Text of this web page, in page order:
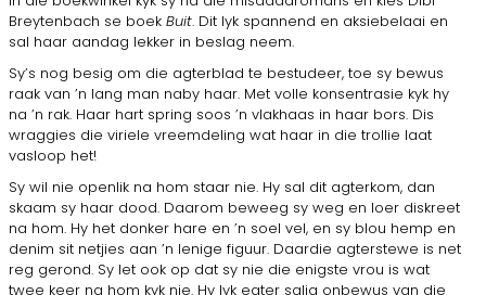
Breytenbach se boek Buit. Dit lyk span­nend en aksiebelaai en
sal haar aandag lekker in beslag neem.
Sy’s nog besig om die agterblad te bestudeer, toe sy bewus
raak van ’n lang man naby haar. Met volle konsentrasie kyk hy
na ’n rak. Haar hart spring soos ’n vlakhaas in haar bors. Dis
wraggies die viriele vreemdeling wat haar in die trollie laat
vasloop het!
Sy wil nie openlik na hom staar nie. Hy sal dit ag­terkom, dan
skaam sy haar dood. Daarom beweeg sy weg en loer diskreet
na hom. Hy het donker hare en ’n soel vel, en sy blou hemp en
denim sit netjies aan ’n lenige figuur. Daardie agterstewe is net
reg gerond. Sy let ook op dat sy nie die enigste vrou is wat
twee keer na hom kyk nie. Hy lyk egter salig onbewus van die